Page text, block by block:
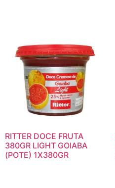
RITTER DOCE FRUTA
380GR LIGHT GOIABA
(POTE) 1X380GR